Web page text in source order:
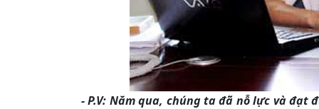
- P.V: Năm qua, chúng ta đã nỗ lực và